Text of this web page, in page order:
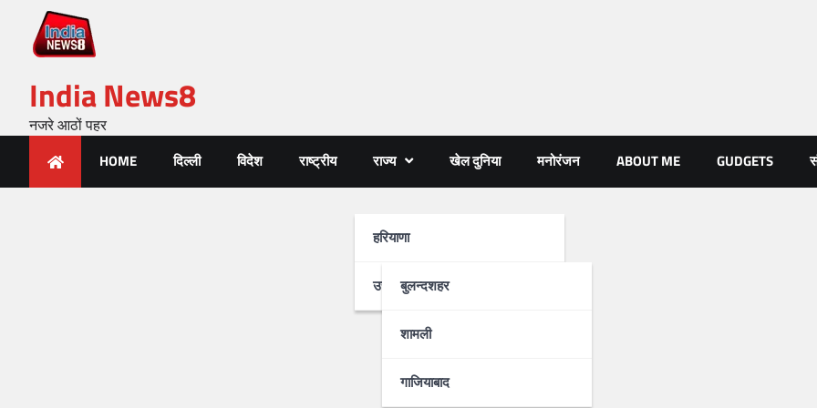
India News8
नजरे आठों पहर
HOME दिल्ली विदेश राष्ट्रीय राज्य
हरियाणा
उत्तर-प्रदेश
बुलन्दशहर
शामली
गाजियाबाद
खेल दुनिया मनोरंजन ABOUT ME GUDGETS